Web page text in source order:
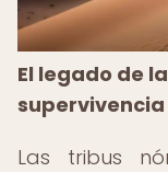
El legado de
Las tribus